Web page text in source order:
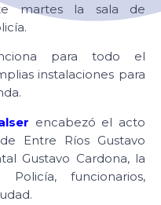
martes la sala de
para todo el
instalaciones para
encabezó el acto
Entre Ríos Gustavo
Gustavo Cardona, la
funcionarios,